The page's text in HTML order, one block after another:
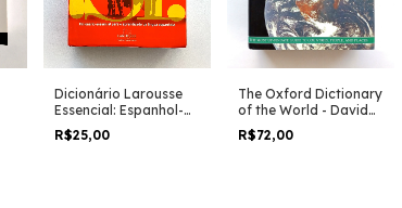
Dicionário Larousse
Essencial: Espanhol-
português, Português-
espanhol - José A.
R$25,00
The Oxford Dictionary
of the World - David
Munro - Em Inglês
R$72,00